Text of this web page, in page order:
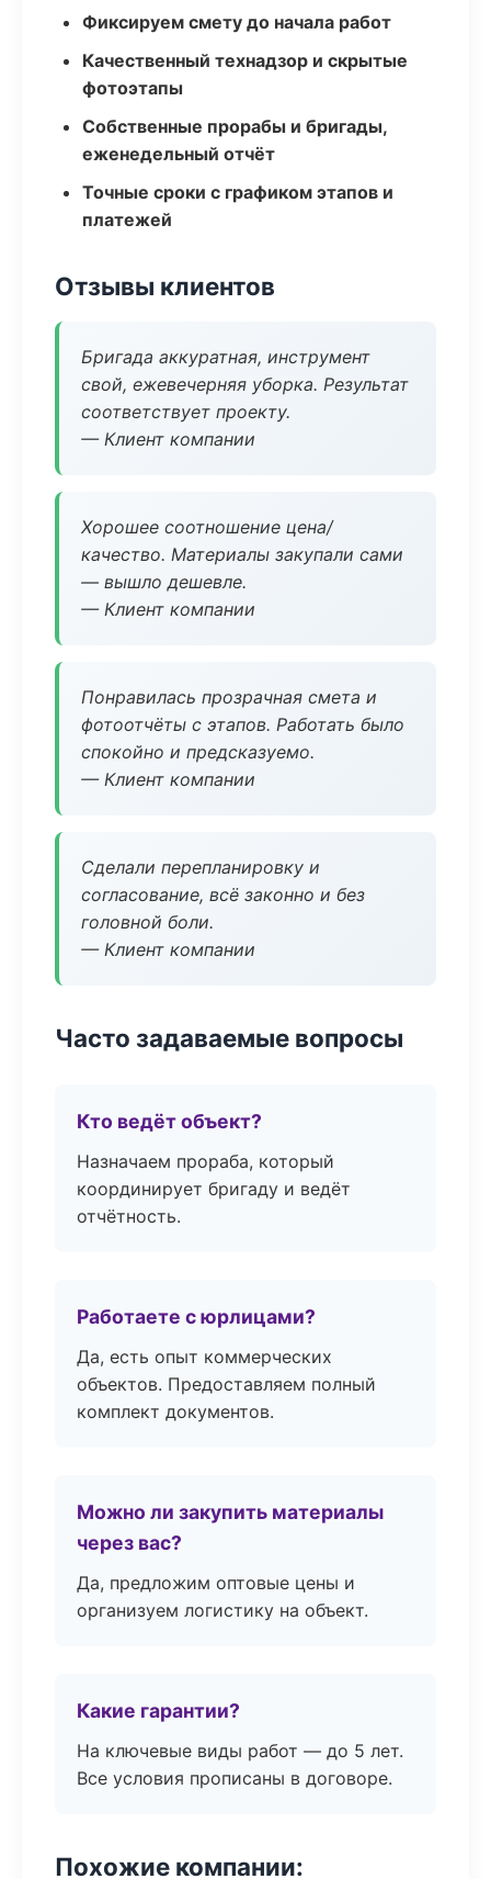
Фиксируем смету до начала работ
Качественный технадзор и скрытые
фотоэтапы
Собственные прорабы и бригады,
еженедельный отчёт
Точные сроки с графиком этапов и
платежей
Отзывы клиентов
Бригада аккуратная, инструмент
свой, ежевечерняя уборка. Результат
соответствует проекту.
— Клиент компании
Хорошее соотношение цена/
качество. Материалы закупали сами
— вышло дешевле.
— Клиент компании
Понравилась прозрачная смета и
фотоотчёты с этапов. Работать было
спокойно и предсказуемо.
— Клиент компании
Сделали перепланировку и
согласование, всё законно и без
головной боли.
— Клиент компании
Часто задаваемые вопросы
Кто ведёт объект?
Назначаем прораба, который
координирует бригаду и ведёт
отчётность.
Работаете с юрлицами?
Да, есть опыт коммерческих
объектов. Предоставляем полный
комплект документов.
Можно ли закупить материалы
через вас?
Да, предложим оптовые цены и
организуем логистику на объект.
Какие гарантии?
На ключевые виды работ — до 5 лет.
Все условия прописаны в договоре.
Похожие компании: